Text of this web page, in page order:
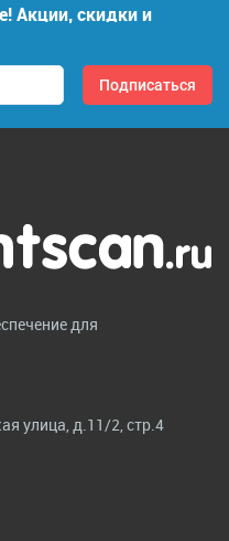
Акции, скидки и
для
улица, д.11/2, стр.4